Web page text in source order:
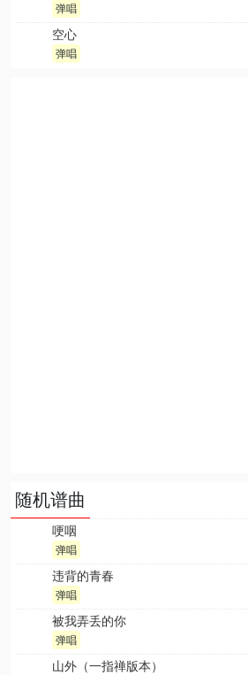
弹唱
空心
弹唱
随机谱曲
哽咽
弹唱
违背的青春
弹唱
被我弄丢的你
弹唱
山外（一指禅版本）